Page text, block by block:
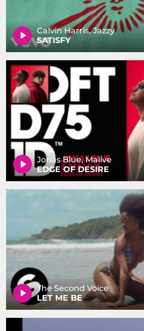
Calvin Harris, Jazzy
SATISFY
Jonas Blue, Malive
EDGE OF DESIRE
The Second Voice
LET ME BE